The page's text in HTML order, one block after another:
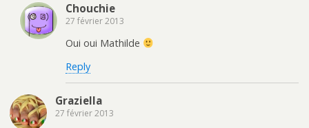
Chouchie
27 février 2013
Oui oui Mathilde
Reply
Graziella
27 février 2013